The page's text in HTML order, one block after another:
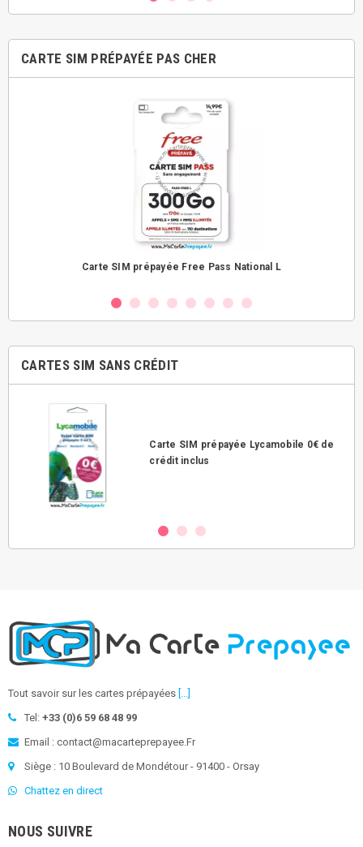
CARTE SIM PRÉPAYÉE PAS CHER
Carte SIM prépayée Free Pass National L
CARTES SIM SANS CRÉDIT
Carte SIM prépayée Lycamobile 0€ de
crédit inclus
Tout savoir sur les cartes prépayées [...]
Tel: +33 (0)6 59 68 48 99
Email : contact@macarteprepayee.Fr
Siège : 10 Boulevard de Mondétour - 91400 - Orsay
Chattez en direct
NOUS SUIVRE